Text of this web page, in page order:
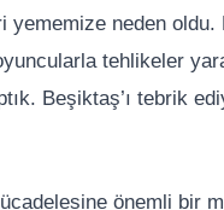
yememize neden
tehlikeler
Beşiktaş’ı tebrik
önemli bir